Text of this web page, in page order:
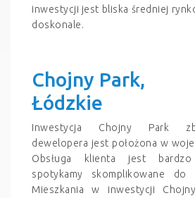
inwestycji jest bliska średniej
doskonale.
Chojny Park,
Łódzkie
Inwestycja Chojny Park
dewelopera jest położona w
Obsługa klienta jest
spotykamy skomplikowane do
Mieszkania w inwestycji